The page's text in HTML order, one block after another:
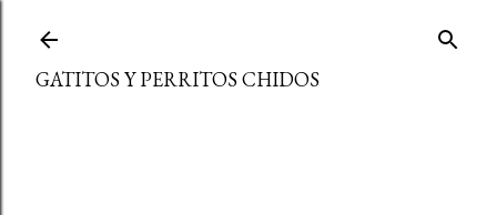
GATITOS Y PERRITOS CHIDOS